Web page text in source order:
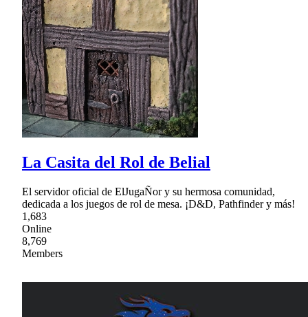
La Casita del Rol de Belial
El servidor oficial de ElJugaÑor y su hermosa comunidad,
dedicada a los juegos de rol de mesa. ¡D&D, Pathfinder y más!
1,683
Online
8,769
Members